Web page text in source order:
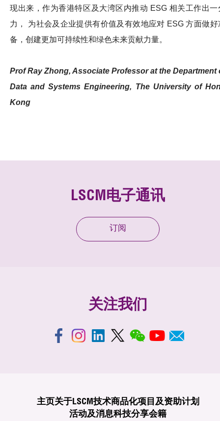
现出来，作为香港特区及大湾区内推动 ESG 相关工作出一
力， 为社会及企业提供有价值及有效地应对 ESG 方面做好
备，创建更加可持续性和绿色未来贡献力量。
Prof Ray Zhong, Associate Professor at the Department
Data and Systems Engineering, The University of
Kong
LSCM电子通讯
订阅
关注我们
主页关于LSCM技术商品化项目及资助计划
活动及消息科技分享会籍